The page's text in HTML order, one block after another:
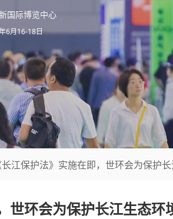
国际博览中心
6月16-18日
长江保护法》实施在即，世环会为保护
世环会为保护长江生态环